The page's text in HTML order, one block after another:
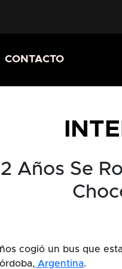
CONTACTO
Años Se
cogió un bus que
Argentina.